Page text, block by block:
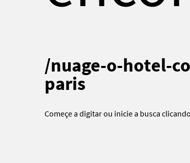
/nuage-o-hotel-
paris
Começe a digitar ou inicie a busca